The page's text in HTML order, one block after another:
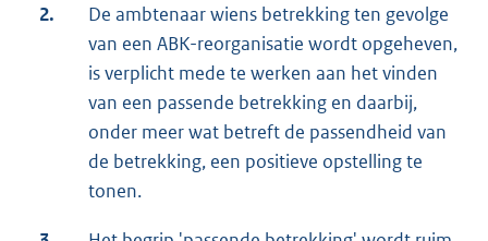
2.
De ambtenaar wiens betrekking ten gevolge
van een ABK-reorganisatie wordt opgeheven,
is verplicht mede te werken aan het vinden
van een passende betrekking en daarbij,
onder meer wat betreft de passendheid van
de betrekking, een positieve opstelling te
tonen.